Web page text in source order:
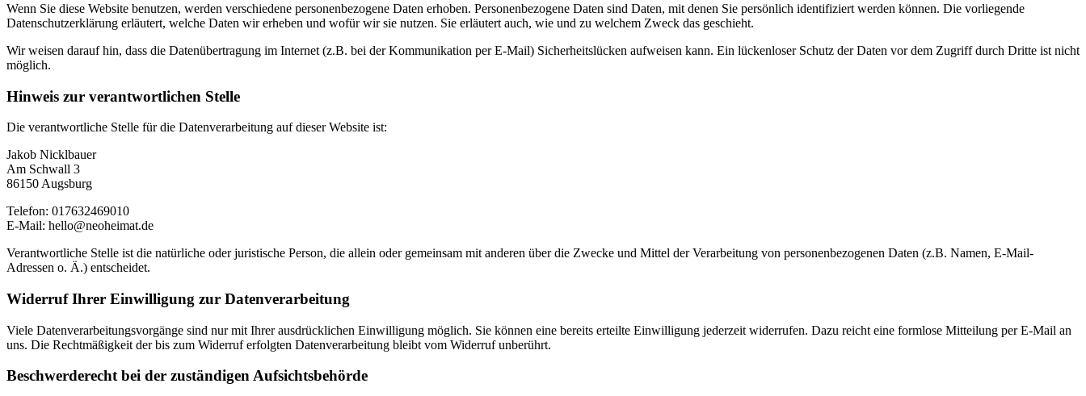
Wenn Sie diese Website benutzen, werden verschiedene personenbezogene Daten erhoben. Personenbezogene Daten sind Daten, mit denen Sie persönlich identifiziert werden können. Die vorliegende
Datenschutzerklärung erläutert, welche Daten wir erheben und wofür wir sie nutzen. Sie erläutert auch, wie und zu welchem Zweck das geschieht.
Wir weisen darauf hin, dass die Datenübertragung im Internet (z.B. bei der Kommunikation per E-Mail) Sicherheitslücken aufweisen kann. Ein lückenloser Schutz der Daten vor dem Zugriff durch Dritte ist nicht
möglich.
Hinweis zur verantwortlichen Stelle
Die verantwortliche Stelle für die Datenverarbeitung auf dieser Website ist:
Jakob Nicklbauer
Am Schwall 3
86150 Augsburg
Telefon: 017632469010
E-Mail: hello@neoheimat.de
Verantwortliche Stelle ist die natürliche oder juristische Person, die allein oder gemeinsam mit anderen über die Zwecke und Mittel der Verarbeitung von personenbezogenen Daten (z.B. Namen, E-Mail-
Adressen o. Ä.) entscheidet.
Widerruf Ihrer Einwilligung zur Datenverarbeitung
Viele Datenverarbeitungsvorgänge sind nur mit Ihrer ausdrücklichen Einwilligung möglich. Sie können eine bereits erteilte Einwilligung jederzeit widerrufen. Dazu reicht eine formlose Mitteilung per E-Mail an
uns. Die Rechtmäßigkeit der bis zum Widerruf erfolgten Datenverarbeitung bleibt vom Widerruf unberührt.
Beschwerderecht bei der zuständigen Aufsichtsbehörde